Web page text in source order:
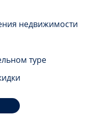
недвижимости
туре